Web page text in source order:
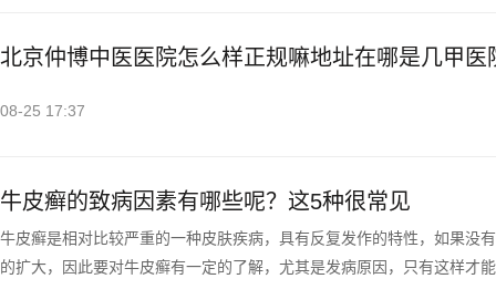
北京仲博中医医院怎么样正规嘛地址在哪是几甲医
08-25 17:37
牛皮癣的致病因素有哪些呢？这5种很常见
牛皮癣是相对比较严重的一种皮肤疾病，具有反复发作的特性，如果没
的扩大，因此要对牛皮癣有一定的了解，尤其是发病原因，只有这样才